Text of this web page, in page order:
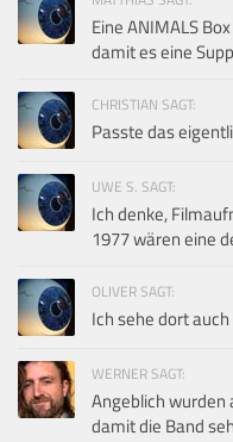
Eine ANIMALS
damit es eine
CHRISTIAN SAGT:
Passte das
UWE S. SAGT:
Ich denke,
1977 wären eine
OLIVER SAGT:
Ich sehe dort
WERNER SAGT:
Angeblich
damit die Band